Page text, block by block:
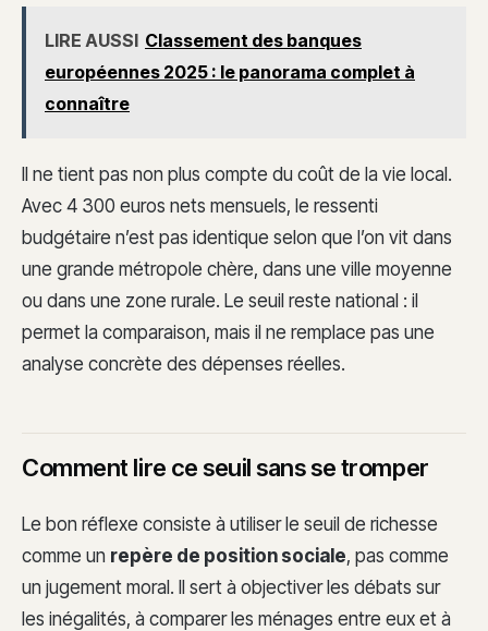
LIRE AUSSI Classement des banques
européennes 2025 : le panorama complet à
connaître
Il ne tient pas non plus compte du coût de la vie local.
Avec 4 300 euros nets mensuels, le ressenti
budgétaire n’est pas identique selon que l’on vit dans
une grande métropole chère, dans une ville moyenne
ou dans une zone rurale. Le seuil reste national : il
permet la comparaison, mais il ne remplace pas une
analyse concrète des dépenses réelles.
Comment lire ce seuil sans se tromper
Le bon réflexe consiste à utiliser le seuil de richesse
comme un repère de position sociale, pas comme
un jugement moral. Il sert à objectiver les débats sur
les inégalités, à comparer les ménages entre eux et à